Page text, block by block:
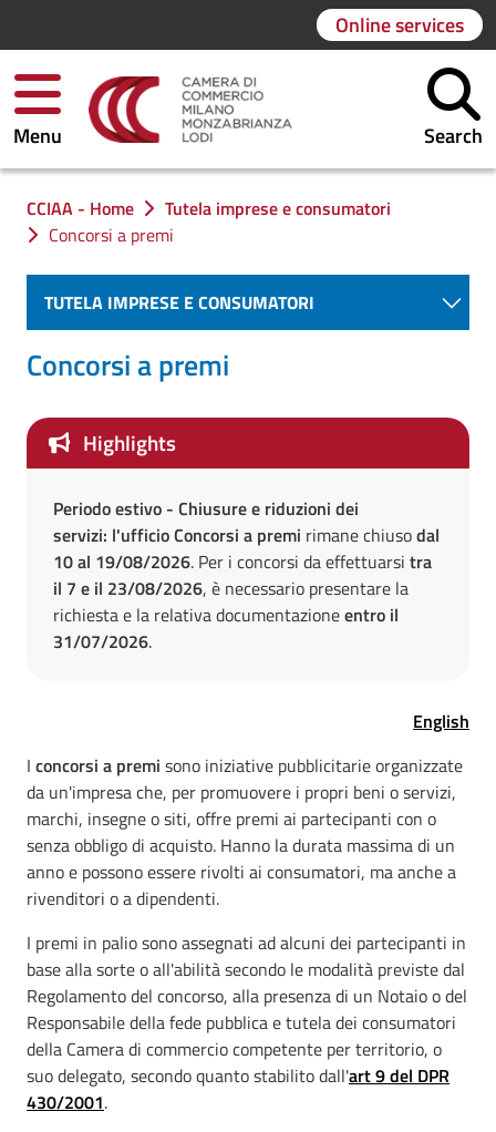
Online services
Menu Search
You are in:
CCIAA - Home
Tutela imprese e consumatori
Concorsi a premi
TUTELA IMPRESE E CONSUMATORI
Concorsi a premi
Highlights
Periodo estivo - Chiusure e riduzioni dei
servizi: l'ufficio Concorsi a premi rimane chiusodal
10 al 19/08/2026. Per i concorsi da effettuarsi tra
il 7 e il 23/08/2026, è necessario presentare la
richiesta e la relativa documentazioneentro il
31/07/2026.
English
I concorsi a premi sono iniziative pubblicitarie organizzate
da un'impresa che, per promuovere i propri beni o servizi,
marchi, insegne o siti, offre premi ai partecipanti con o
senza obbligo di acquisto. Hanno la durata massima di un
anno e possono essere rivolti ai consumatori, ma anche a
rivenditori o a dipendenti.
I premi in palio sono assegnati ad alcuni dei partecipanti in
base alla sorte o all'abilità secondo le modalità previste dal
Regolamento del concorso, alla presenza di un Notaio o del
Responsabile della fede pubblica e tutela dei consumatori
della Camera di commercio competente per territorio, o
suo delegato, secondo quanto stabilito dall'art 9 del DPR
430/2001.